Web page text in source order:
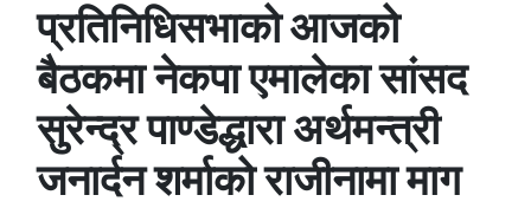
प्रतिनिधिसभाको आजको
बैठकमा नेकपा एमालेका सांसद
सुरेन्द्र पाण्डेद्धारा अर्थमन्त्री
जनार्दन शर्माको राजीनामा माग